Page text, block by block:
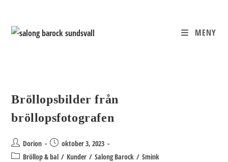
innehållet
MENY
Bröllopsbilder från
bröllopsfotografen
Inläggsförfattare:
Dorion
Inlägget
publicerat:
oktober 3, 2023
Inläggskategori:
Bröllop & bal / Kunder / Salong Barock / Smink